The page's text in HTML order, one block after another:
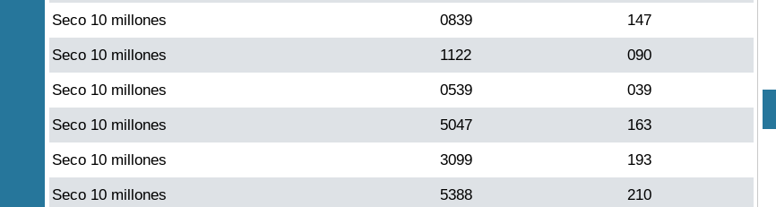
Seco 10 millones 0839 147
Seco 10 millones 1122 090
Seco 10 millones 0539 039
Seco 10 millones 5047 163
Seco 10 millones 3099 193
Seco 10 millones 5388 210